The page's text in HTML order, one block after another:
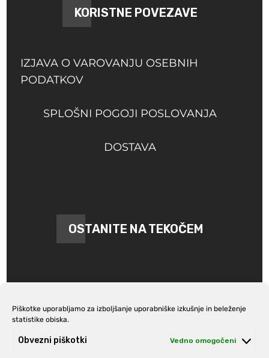
Piškotke uporabljamo za izboljšanje uporabniške izkušnje in beleženje
statistike obiska.
Obvezni piškotki Vedno omogočeni
KORISTNE POVEZAVE
IZJAVA O VAROVANJU OSEBNIH
PODATKOV
SPLOŠNI POGOJI POSLOVANJA
DOSTAVA
OSTANITE NA TEKOČEM